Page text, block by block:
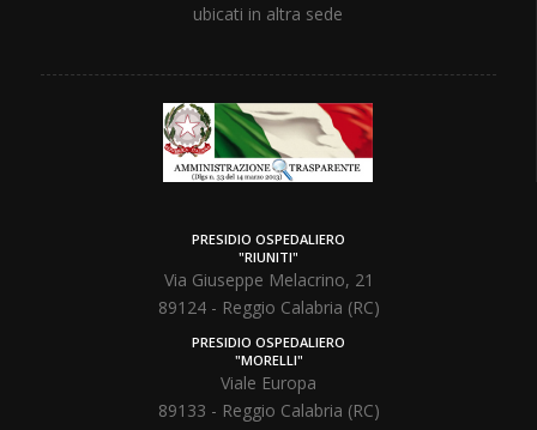
ubicati in altra sede
PRESIDIO OSPEDALIERO
"RIUNITI"
Via Giuseppe Melacrino, 21
89124 - Reggio Calabria (RC)
PRESIDIO OSPEDALIERO
"MORELLI"
Viale Europa
89133 - Reggio Calabria (RC)